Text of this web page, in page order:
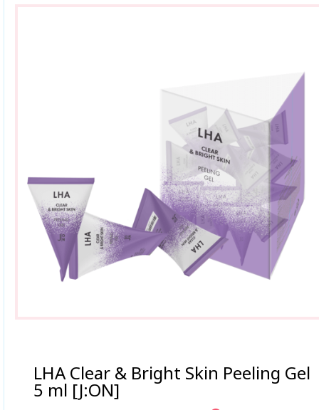
LHA Clear & Bright Skin Peeling Gel
5 ml [J:ON]